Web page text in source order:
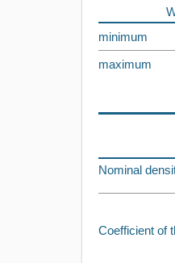
minimum
maximum
Nominal
Coefficient of